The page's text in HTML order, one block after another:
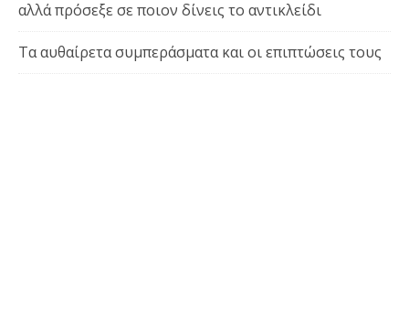
αλλά πρόσεξε σε ποιον δίνεις το αντικλείδι
Τα αυθαίρετα συμπεράσματα και οι επιπτώσεις τους